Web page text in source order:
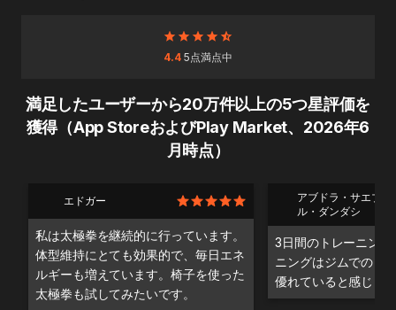
4.45点満点中
満足したユーザーから20万件以上の5つ星評価を
獲得（App StoreおよびPlay Market、2026年6
月時点）
エドガー
私は太極拳を継続的に行っています。
体型維持にとても効果的で、毎日エネ
ルギーも増えています。椅子を使った
太極拳も試してみたいです。
アブドラ・サエブ・
ル・ダンダシ
3日間のトレーニン
ニングはジムでのト
優れていると感じま